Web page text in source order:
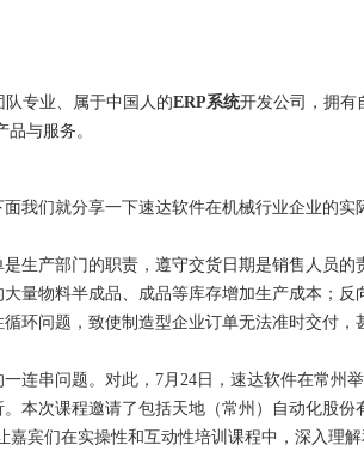
专业、属于中国人的ERP系统开发公司，拥有
与服务。
我们就分享一下速达软件在机械行业企业的实
生产部门的职责，遵守交货日期是销售人员
物料半成品、成品等库存增加生产成本；
问题，致使制造型企业订单无法准时交付，
问题。对此，7月24日，速达软件在常州举
本次课程邀请了包括天地（常州）自动化股
宾们在实操性和互动性培训课程中，深入理